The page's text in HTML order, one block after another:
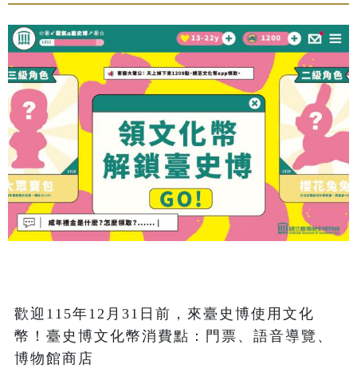
歡迎115年12月31日前，來臺史博使用文化
幣！臺史博文化幣消費點：門票、語音導覽、
博物館商店